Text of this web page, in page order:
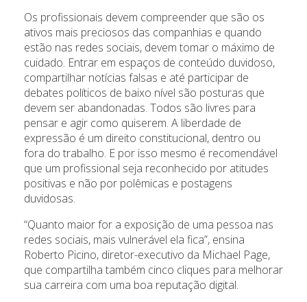
Os profissionais devem compreender que são os
ativos mais preciosos das companhias e quando
estão nas redes sociais, devem tomar o máximo de
cuidado. Entrar em espaços de conteúdo duvidoso,
compartilhar notícias falsas e até participar de
debates políticos de baixo nível são posturas que
devem ser abandonadas. Todos são livres para
pensar e agir como quiserem. A liberdade de
expressão é um direito constitucional, dentro ou
fora do trabalho. E por isso mesmo é recomendável
que um profissional seja reconhecido por atitudes
positivas e não por polêmicas e postagens
duvidosas.
“Quanto maior for a exposição de uma pessoa nas
redes sociais, mais vulnerável ela fica”, ensina
Roberto Picino, diretor-executivo da Michael Page,
que compartilha também cinco cliques para melhorar
sua carreira com uma boa reputação digital.